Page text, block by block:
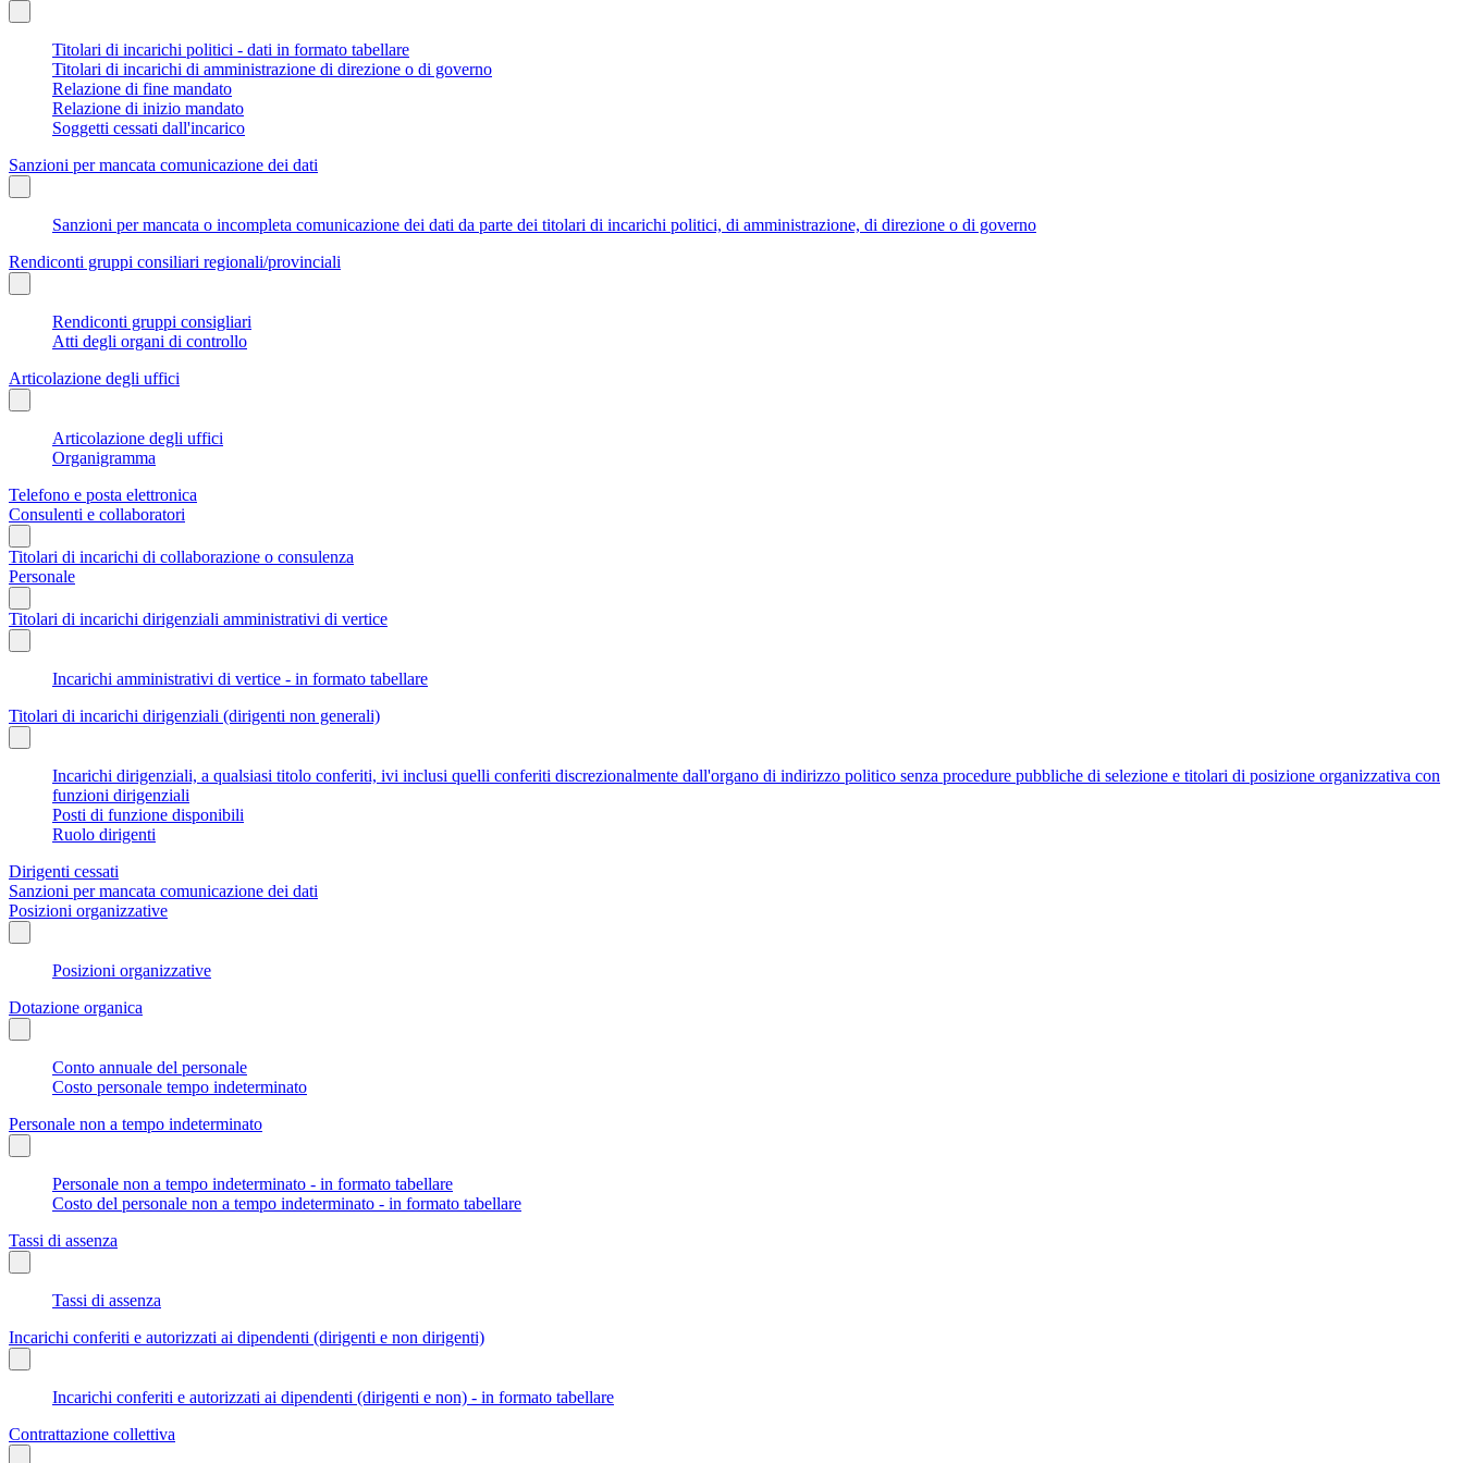
Titolari di incarichi politici - dati in formato tabellare
Titolari di incarichi di amministrazione di direzione o di governo
Relazione di fine mandato
Relazione di inizio mandato
Soggetti cessati dall'incarico
Sanzioni per mancata comunicazione dei dati
Sanzioni per mancata o incompleta comunicazione dei dati da parte dei titolari di incarichi politici, di amministrazione, di direzione o di governo
Rendiconti gruppi consiliari regionali/provinciali
Rendiconti gruppi consigliari
Atti degli organi di controllo
Articolazione degli uffici
Articolazione degli uffici
Organigramma
Telefono e posta elettronica
Consulenti e collaboratori
Titolari di incarichi di collaborazione o consulenza
Personale
Titolari di incarichi dirigenziali amministrativi di vertice
Incarichi amministrativi di vertice - in formato tabellare
Titolari di incarichi dirigenziali (dirigenti non generali)
Incarichi dirigenziali, a qualsiasi titolo conferiti, ivi inclusi quelli conferiti discrezionalmente dall'organo di indirizzo politico senza procedure pubbliche di selezione e titolari di posizione organizzativa con
funzioni dirigenziali
Posti di funzione disponibili
Ruolo dirigenti
Dirigenti cessati
Sanzioni per mancata comunicazione dei dati
Posizioni organizzative
Posizioni organizzative
Dotazione organica
Conto annuale del personale
Costo personale tempo indeterminato
Personale non a tempo indeterminato
Personale non a tempo indeterminato - in formato tabellare
Costo del personale non a tempo indeterminato - in formato tabellare
Tassi di assenza
Tassi di assenza
Incarichi conferiti e autorizzati ai dipendenti (dirigenti e non dirigenti)
Incarichi conferiti e autorizzati ai dipendenti (dirigenti e non) - in formato tabellare
Contrattazione collettiva